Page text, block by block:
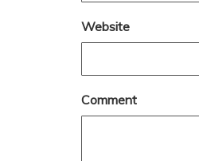
Website
Comment